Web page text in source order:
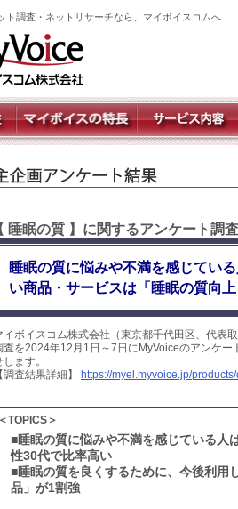
ト調査・ネットリサーチなら、マイボイスコムへ
睡眠の質 】に関するアンケート調
睡眠の質に悩みや不満を感じてい
い商品・サービスは「睡眠の質向
イボイスコム株式会社（東京都千代田区、代表
査を2024年12月1日～7日にMyVoiceのアンケ
します。
【調査結果詳細】
https://myel.myvoice.jp/
＜TOPICS＞
■睡眠の質に悩みや不満を感じている人
性30代で比率高い
■睡眠の質を良くするために、今後利用
品」が1割強